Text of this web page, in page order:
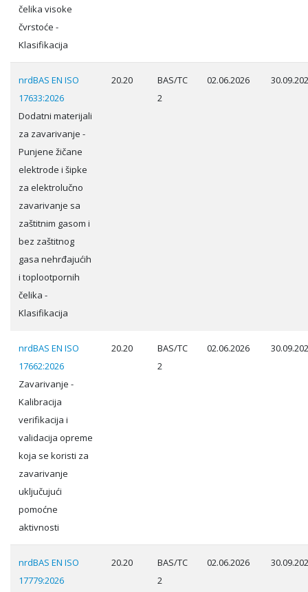
čelika visoke
čvrstoće -
Klasifikacija
nrdBAS EN ISO
17633:2026
Dodatni materijali
za zavarivanje -
Punjene žičane
elektrode i šipke
za elektrolučno
zavarivanje sa
zaštitnim gasom i
bez zaštitnog
gasa nehrđajućih
i toplootpornih
čelika -
Klasifikacija
20.20
BAS/TC
2
02.06.2026
nrdBAS EN ISO
17662:2026
Zavarivanje -
Kalibracija
verifikacija i
validacija opreme
koja se koristi za
zavarivanje
uključujući
pomoćne
aktivnosti
20.20
BAS/TC
2
02.06.2026
nrdBAS EN ISO
17779:2026
20.20
BAS/TC
2
02.06.2026